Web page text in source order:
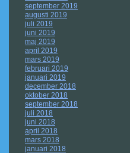
september 2019
augusti 2019
juli 2019
juni 2019
maj 2019
april 2019
mars 2019
februari 2019
januari 2019
december 2018
oktober 2018
september 2018
juli 2018
juni 2018
april 2018
mars 2018
januari 2018